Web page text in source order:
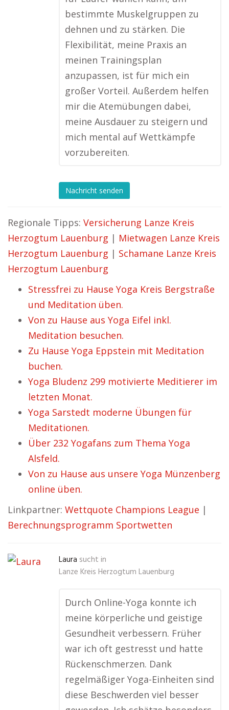
bestimmte Muskelgruppen zu
dehnen und zu stärken. Die
Flexibilität, meine Praxis an
meinen Trainingsplan
anzupassen, ist für mich ein
großer Vorteil. Außerdem helfen
mir die Atemübungen dabei,
meine Ausdauer zu steigern und
mich mental auf Wettkämpfe
vorzubereiten.
Nachricht senden
Regionale Tipps: Versicherung Lanze Kreis
Herzogtum Lauenburg | Mietwagen Lanze Kreis
Herzogtum Lauenburg | Schamane Lanze Kreis
Herzogtum Lauenburg
Stressfrei zu Hause Yoga Kreis Bergstraße
und Meditation üben.
Von zu Hause aus Yoga Eifel inkl.
Meditation besuchen.
Zu Hause Yoga Eppstein mit Meditation
buchen.
Yoga Bludenz 299 motivierte Meditierer im
letzten Monat.
Yoga Sarstedt moderne Übungen für
Meditationen.
Über 232 Yogafans zum Thema Yoga
Alsfeld.
Von zu Hause aus unsere Yoga Münzenberg
online üben.
Linkpartner: Wettquote Champions League |
Berechnungsprogramm Sportwetten
Laura sucht in
Lanze Kreis Herzogtum Lauenburg
Durch Online-Yoga konnte ich
meine körperliche und geistige
Gesundheit verbessern. Früher
war ich oft gestresst und hatte
Rückenschmerzen. Dank
regelmäßiger Yoga-Einheiten sind
diese Beschwerden viel besser